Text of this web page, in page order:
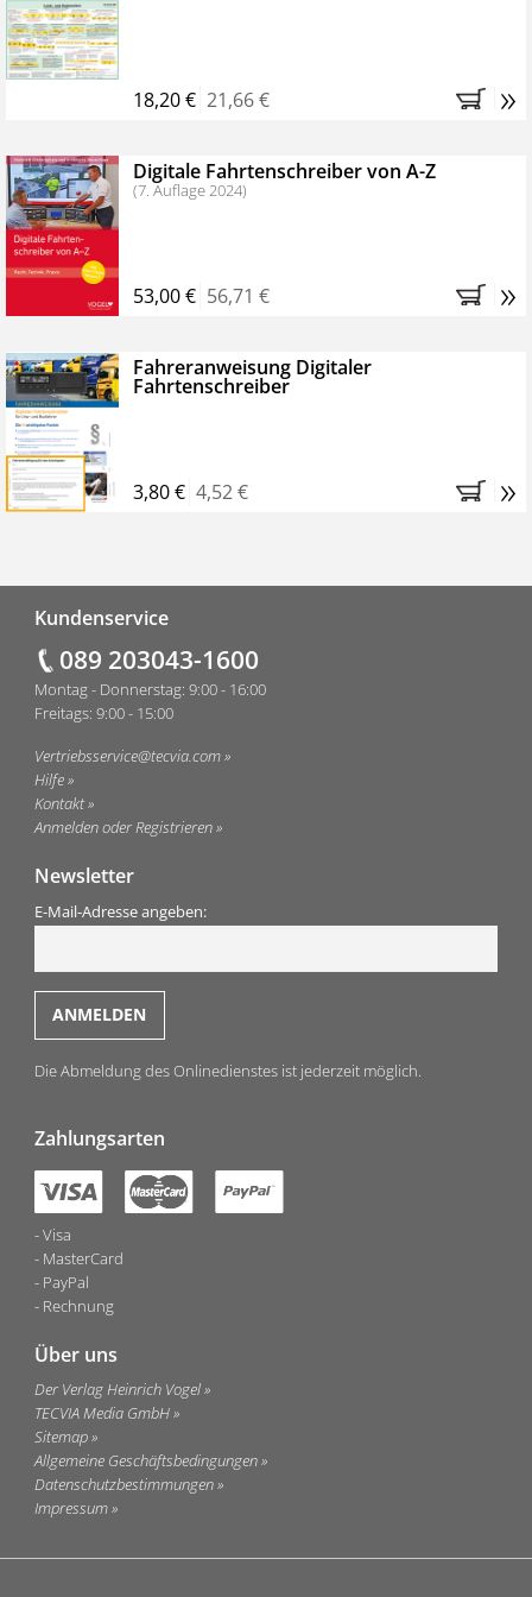
Bestellen Sie jetzt das VerkehrsRundschau Profipaket im
Kennenlern-Abo für zwei Monate (inkl. der derzeitig
Monaten brauchen Sie nichts weiter tun, das
Abonnement endet automatisch, es entstehen keine
weiteren Verpflichtungen.
18,20 € 21,66 € »
Digitale Fahrtenschreiber von A-Z
(7. Auflage 2024)
53,00 € 56,71 € »
Fahreranweisung Digitaler
Fahrtenschreiber
3,80 € 4,52 € »
Kundenservice
089 203043-1600
Montag - Donnerstag: 9:00 - 16:00
Freitags: 9:00 - 15:00
Vertriebsservice@tecvia.com
Hilfe
Kontakt
Anmelden oder Registrieren
Newsletter
E-Mail-Adresse angeben:
Die Abmeldung des Onlinedienstes ist jederzeit möglich.
Zahlungsarten
Visa
MasterCard
PayPal
Rechnung
Über uns
Der Verlag Heinrich Vogel
TECVIA Media GmbH
Sitemap
Allgemeine Geschäftsbedingungen
Datenschutzbestimmungen
Impressum